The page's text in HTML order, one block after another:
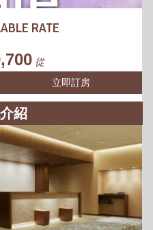
RATE
從
立即訂房
紹